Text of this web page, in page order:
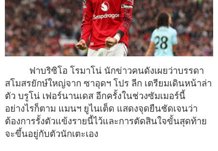
ฟาบริซิโอ โรมาโน่ นักข่าวคนดังเผยว่าบรรดา
สโมสรยักษ์ใหญ่จาก ซาอุดฯ โปร ลีก เตรียมเดินหน้าล่า
ตัว บรูโน่ เฟอร์นานเดส อีกครั้งในช่วงซัมเมอร์นี้
อย่างไรก็ตาม แมนฯ ยูไนเต็ด แสดงจุดยืนชัดเจนว่า
ต้องการรั้งตัวแข้งรายนี้ไว้และการตัดสินใจขั้นสุดท้าย
จะขึ้นอยู่กับตัวนักเตะเอง